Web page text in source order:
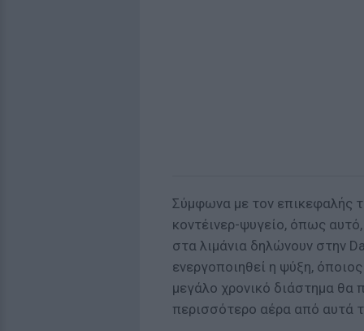
Σύμφωνα με τον επικεφαλής
κοντέινερ-ψυγείο, όπως
στα λιμάνια δηλώνουν στην
ενεργοποιηθεί η ψύξη,
μεγάλο χρονικό διάστημα θα
περισσότερο αέρα από αυτά